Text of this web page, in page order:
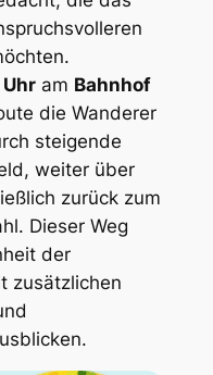
Uhram Bahnhof
die Wanderer
steigende
weiter über
zurück zum
Dieser Weg
der
zusätzlichen